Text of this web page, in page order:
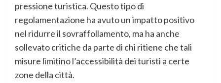
pressione turistica. Questo tipo di
regolamentazione ha avuto un impatto positivo
nel ridurre il sovraffollamento, ma ha anche
sollevato critiche da parte di chi ritiene che tali
misure limitino l’accessibilità dei turisti a certe
zone della città.